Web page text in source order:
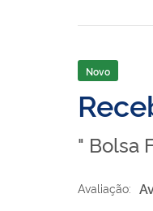
Novo
" Bolsa
Avaliação: